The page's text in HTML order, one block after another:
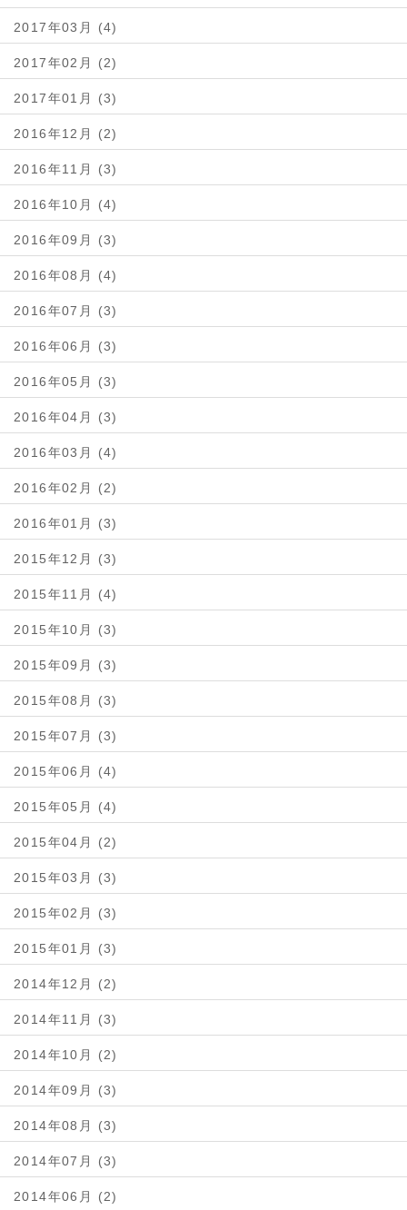
2017年03月 (4)
2017年02月 (2)
2017年01月 (3)
2016年12月 (2)
2016年11月 (3)
2016年10月 (4)
2016年09月 (3)
2016年08月 (4)
2016年07月 (3)
2016年06月 (3)
2016年05月 (3)
2016年04月 (3)
2016年03月 (4)
2016年02月 (2)
2016年01月 (3)
2015年12月 (3)
2015年11月 (4)
2015年10月 (3)
2015年09月 (3)
2015年08月 (3)
2015年07月 (3)
2015年06月 (4)
2015年05月 (4)
2015年04月 (2)
2015年03月 (3)
2015年02月 (3)
2015年01月 (3)
2014年12月 (2)
2014年11月 (3)
2014年10月 (2)
2014年09月 (3)
2014年08月 (3)
2014年07月 (3)
2014年06月 (2)